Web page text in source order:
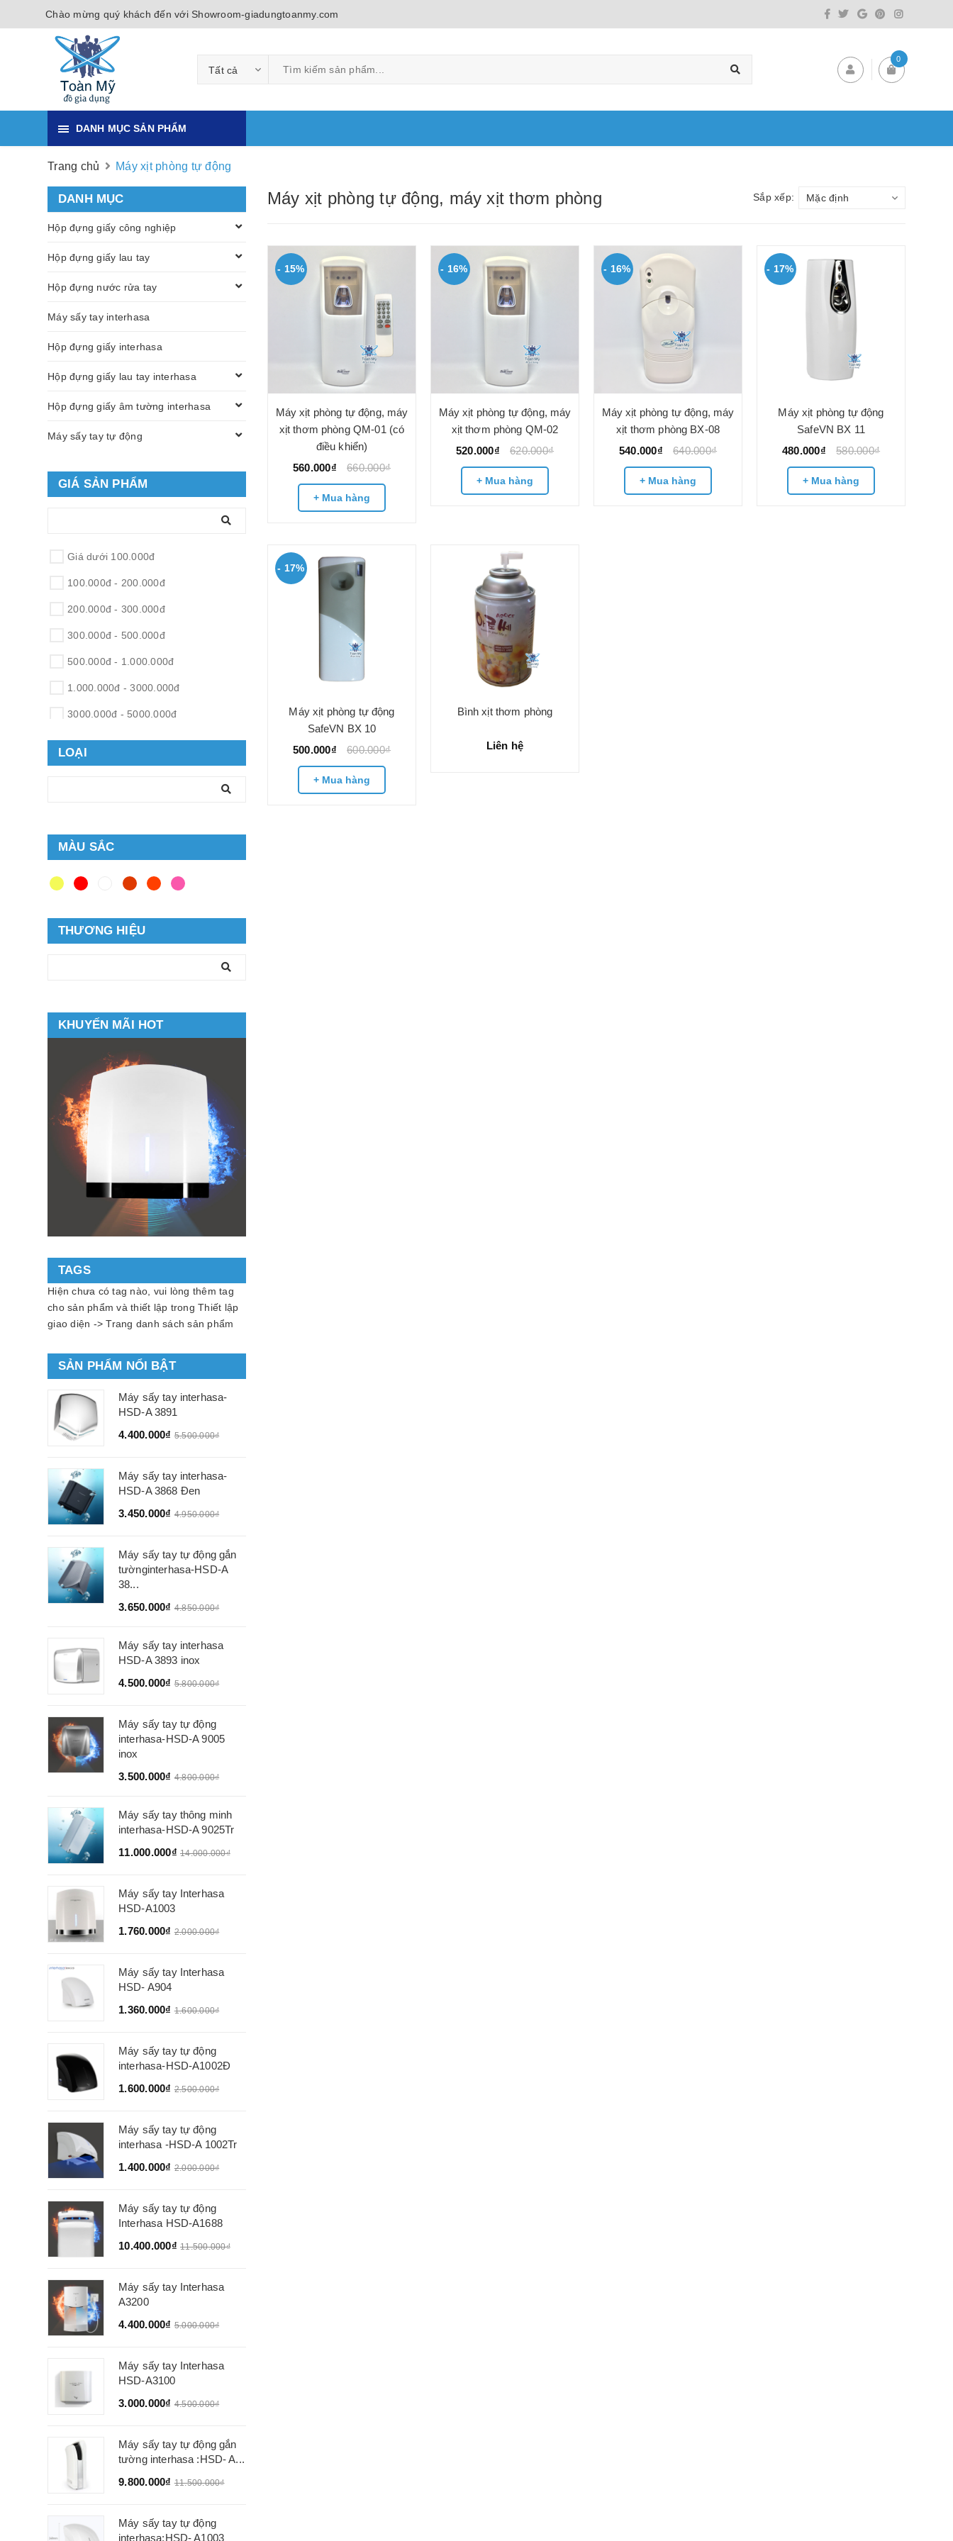
Chào mừng quý khách đến với Showroom-giadungtoanmy.com
Tất cả
0
DANH MỤC SẢN PHẨM
Trang chủ Máy xịt phòng tự động
Máy xịt phòng tự động, máy xịt thơm phòng Sắp xếp: Mặc định
- 15%
Máy xịt phòng tự động, máy
xịt thơm phòng QM-01 (có
điều khiển)
560.000₫
660.000₫
+ Mua hàng
- 16%
Máy xịt phòng tự động, máy
xịt thơm phòng QM-02
520.000₫
620.000₫
+ Mua hàng
- 16%
Máy xịt phòng tự động, máy
xịt thơm phòng BX-08
540.000₫
640.000₫
+ Mua hàng
- 17%
Máy xịt phòng tự động
SafeVN BX 11
480.000₫
580.000₫
+ Mua hàng
- 17%
Máy xịt phòng tự động
SafeVN BX 10
500.000₫
600.000₫
+ Mua hàng
Bình xịt thơm phòng
Liên hệ
DANH MỤC
Hộp đựng giấy công nghiệp
Hộp đựng giấy lau tay
Hộp đựng nước rửa tay
Máy sấy tay interhasa
Hộp đựng giấy interhasa
Hộp đựng giấy lau tay interhasa
Hộp đựng giấy âm tường interhasa
Máy sấy tay tự động
GIÁ SẢN PHẨM
Giá dưới 100.000đ
100.000đ - 200.000đ
200.000đ - 300.000đ
300.000đ - 500.000đ
500.000đ - 1.000.000đ
1.000.000đ - 3000.000đ
3000.000đ - 5000.000đ
5000.000đ - 10.000.000đ
Giá trên 10.000.000đ
LOẠI
MÀU SẮC
THƯƠNG HIỆU
KHUYẾN MÃI HOT
TAGS
Hiện chưa có tag nào, vui lòng thêm tag
cho sản phẩm và thiết lập trong Thiết lập
giao diện -> Trang danh sách sản phẩm
SẢN PHẨM NỔI BẬT
Máy sấy tay interhasa-
HSD-A 3891
4.400.000₫ 5.500.000₫
Máy sấy tay interhasa-
HSD-A 3868 Đen
3.450.000₫ 4.950.000₫
Máy sấy tay tự động gắn
tườnginterhasa-HSD-A
38...
3.650.000₫ 4.850.000₫
Máy sấy tay interhasa
HSD-A 3893 inox
4.500.000₫ 5.800.000₫
Máy sấy tay tự động
interhasa-HSD-A 9005
inox
3.500.000₫ 4.800.000₫
Máy sấy tay thông minh
interhasa-HSD-A 9025Tr
11.000.000₫ 14.000.000₫
Máy sấy tay Interhasa
HSD-A1003
1.760.000₫ 2.000.000₫
Máy sấy tay Interhasa
HSD- A904
1.360.000₫ 1.600.000₫
Máy sấy tay tự động
interhasa-HSD-A1002Đ
1.600.000₫ 2.500.000₫
Máy sấy tay tự động
interhasa -HSD-A 1002Tr
1.400.000₫ 2.000.000₫
Máy sấy tay tự động
Interhasa HSD-A1688
10.400.000₫ 11.500.000₫
Máy sấy tay Interhasa
A3200
4.400.000₫ 5.000.000₫
Máy sấy tay Interhasa
HSD-A3100
3.000.000₫ 4.500.000₫
Máy sấy tay tự động gắn
tường interhasa :HSD- A...
9.800.000₫ 11.500.000₫
Máy sấy tay tự động
interhasa:HSD- A1003